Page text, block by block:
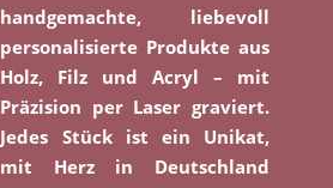
handgemachte, liebevoll
personalisierte Produkte aus
Holz, Filz und Acryl – mit
Präzision per Laser graviert.
Jedes Stück ist ein Unikat,
mit Herz in Deutschland